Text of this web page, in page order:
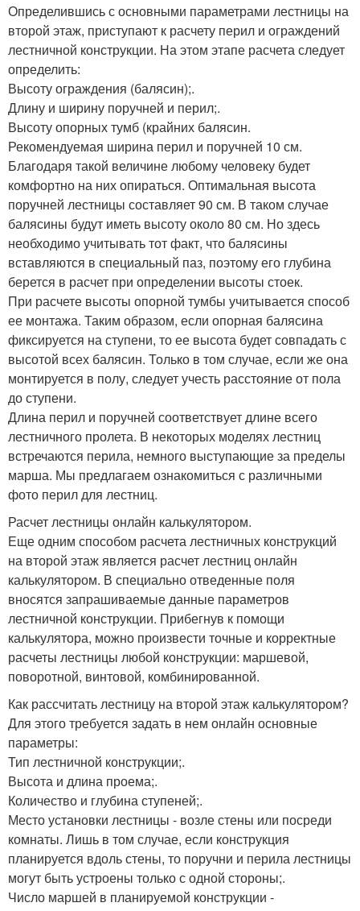
Определившись с основными параметрами лестницы на
второй этаж, приступают к расчету перил и ограждений
лестничной конструкции. На этом этапе расчета следует
определить:
Высоту ограждения (балясин);.
Длину и ширину поручней и перил;.
Высоту опорных тумб (крайних балясин.
Рекомендуемая ширина перил и поручней 10 см.
Благодаря такой величине любому человеку будет
комфортно на них опираться. Оптимальная высота
поручней лестницы составляет 90 см. В таком случае
балясины будут иметь высоту около 80 см. Но здесь
необходимо учитывать тот факт, что балясины
вставляются в специальный паз, поэтому его глубина
берется в расчет при определении высоты стоек.
При расчете высоты опорной тумбы учитывается способ
ее монтажа. Таким образом, если опорная балясина
фиксируется на ступени, то ее высота будет совпадать с
высотой всех балясин. Только в том случае, если же она
монтируется в полу, следует учесть расстояние от пола
до ступени.
Длина перил и поручней соответствует длине всего
лестничного пролета. В некоторых моделях лестниц
встречаются перила, немного выступающие за пределы
марша. Мы предлагаем ознакомиться с различными
фото перил для лестниц.
Расчет лестницы онлайн калькулятором.
Еще одним способом расчета лестничных конструкций
на второй этаж является расчет лестниц онлайн
калькулятором. В специально отведенные поля
вносятся запрашиваемые данные параметров
лестничной конструкции. Прибегнув к помощи
калькулятора, можно произвести точные и корректные
расчеты лестницы любой конструкции: маршевой,
поворотной, винтовой, комбинированной.
Как рассчитать лестницу на второй этаж калькулятором?
Для этого требуется задать в нем онлайн основные
параметры:
Тип лестничной конструкции;.
Высота и длина проема;.
Количество и глубина ступеней;.
Место установки лестницы - возле стены или посреди
комнаты. Лишь в том случае, если конструкция
планируется вдоль стены, то поручни и перила лестницы
могут быть устроены только с одной стороны;.
Число маршей в планируемой конструкции -